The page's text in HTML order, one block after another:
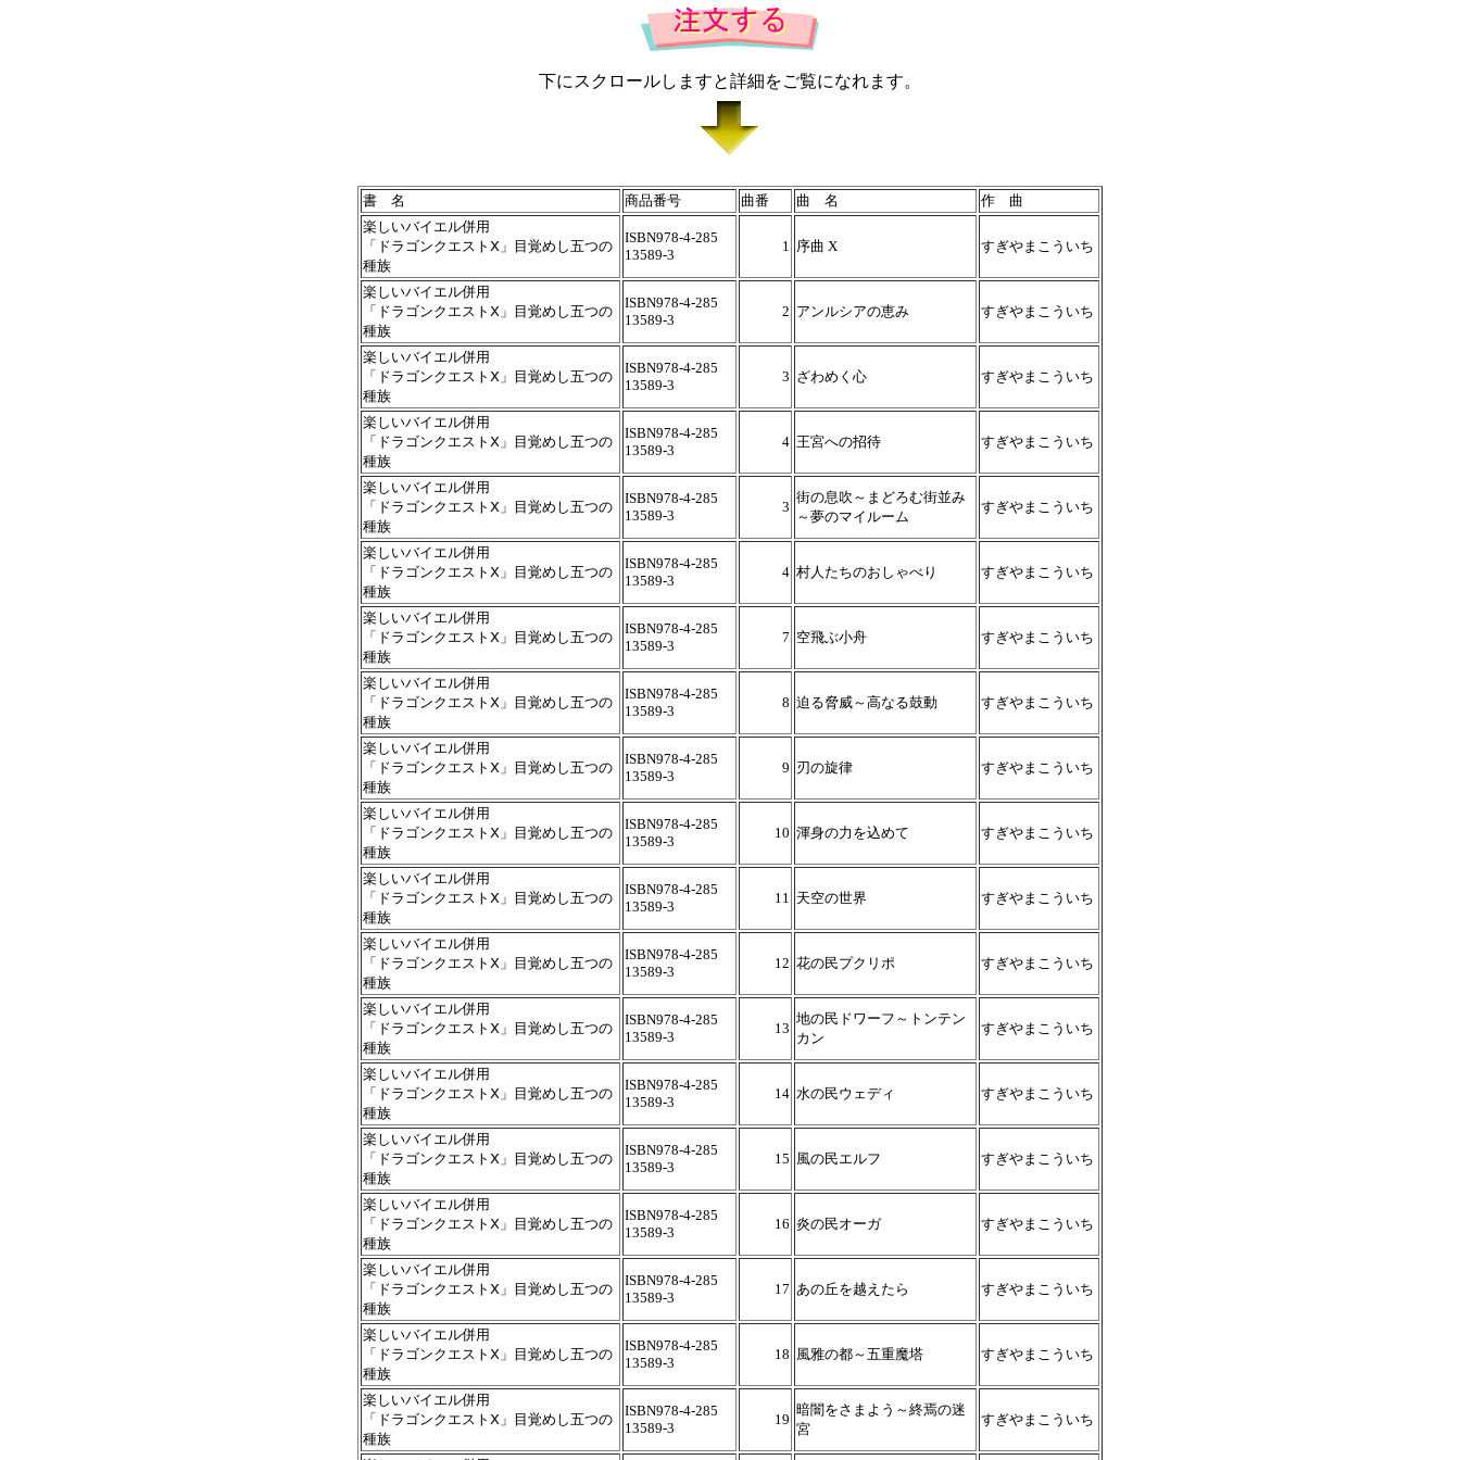
下にスクロールしますと詳細をご覧になれます。
書 名 商品番号 曲番 曲 名
作 曲
楽しいバイエル併用
「ドラゴンクエストⅩ」目覚めし五つの
種族
ISBN978-4-285
13589-3
1 序曲 X すぎやまこういち
楽しいバイエル併用
「ドラゴンクエストⅩ」目覚めし五つの
種族
ISBN978-4-285
13589-3
2 アンルシアの恵み すぎやまこういち
楽しいバイエル併用
「ドラゴンクエストⅩ」目覚めし五つの
種族
ISBN978-4-285
13589-3
3 ざわめく心 すぎやまこういち
楽しいバイエル併用
「ドラゴンクエストⅩ」目覚めし五つの
種族
ISBN978-4-285
13589-3
4 王宮への招待 すぎやまこういち
楽しいバイエル併用
「ドラゴンクエストⅩ」目覚めし五つの
種族
ISBN978-4-285
13589-3
3
街の息吹～まどろむ街並み
～夢のマイルーム
すぎやまこういち
楽しいバイエル併用
「ドラゴンクエストⅩ」目覚めし五つの
種族
ISBN978-4-285
13589-3
4 村人たちのおしゃべり すぎやまこういち
楽しいバイエル併用
「ドラゴンクエストⅩ」目覚めし五つの
種族
ISBN978-4-285
13589-3
7 空飛ぶ小舟 すぎやまこういち
楽しいバイエル併用
「ドラゴンクエストⅩ」目覚めし五つの
種族
ISBN978-4-285
13589-3
8 迫る脅威～高なる鼓動 すぎやまこういち
楽しいバイエル併用
「ドラゴンクエストⅩ」目覚めし五つの
種族
ISBN978-4-285
13589-3
9 刃の旋律 すぎやまこういち
楽しいバイエル併用
「ドラゴンクエストⅩ」目覚めし五つの
種族
ISBN978-4-285
13589-3
10 渾身の力を込めて すぎやまこういち
楽しいバイエル併用
「ドラゴンクエストⅩ」目覚めし五つの
種族
ISBN978-4-285
13589-3
11 天空の世界 すぎやまこういち
楽しいバイエル併用
「ドラゴンクエストⅩ」目覚めし五つの
種族
ISBN978-4-285
13589-3
12 花の民プクリポ すぎやまこういち
楽しいバイエル併用
「ドラゴンクエストⅩ」目覚めし五つの
種族
ISBN978-4-285
13589-3
13
地の民ドワーフ～トンテン
カン
すぎやまこういち
楽しいバイエル併用
「ドラゴンクエストⅩ」目覚めし五つの
種族
ISBN978-4-285
13589-3
14 水の民ウェディ すぎやまこういち
楽しいバイエル併用
「ドラゴンクエストⅩ」目覚めし五つの
種族
ISBN978-4-285
13589-3
15 風の民エルフ すぎやまこういち
楽しいバイエル併用
「ドラゴンクエストⅩ」目覚めし五つの
種族
ISBN978-4-285
13589-3
16 炎の民オーガ すぎやまこういち
楽しいバイエル併用
「ドラゴンクエストⅩ」目覚めし五つの
種族
ISBN978-4-285
13589-3
17 あの丘を越えたら すぎやまこういち
楽しいバイエル併用
「ドラゴンクエストⅩ」目覚めし五つの
種族
ISBN978-4-285
13589-3
18 風雅の都～五重魔塔 すぎやまこういち
楽しいバイエル併用
「ドラゴンクエストⅩ」目覚めし五つの
種族
ISBN978-4-285
13589-3
19
暗闇をさまよう～終焉の迷
宮
すぎやまこういち